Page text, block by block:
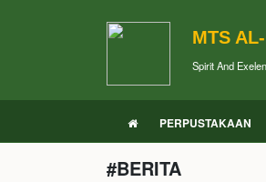
MTS
Spirit And
PERPUSTAKAAN
#BERITA